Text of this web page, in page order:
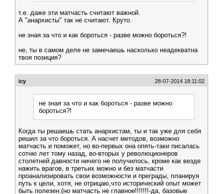
т.е. даже эти матчасть считают важной.
А "анархисты" так не считают. Круто.
не зная за что и как бороться - разве можно бороться?!
не, ты в самом деле не замечаешь насколько неадекватна
твоя позиция?
icy 28-07-2014 18:11:02
не зная за что и как бороться - разве можно
бороться?!
Когда ты решаешь стать анархистам, ты и так уже для себя
решил за что бороться. А насчет методов, возможно
матчасть и поможет, но во-первых она опять-таки писалась
сотню лет тому назад, во-вторых у революционеров
столетней давности ничего не получилось, кроме как везде
нажить врагов, в третьих можно и без матчасти
проанализировать свои возможности и преграды, планируя
путь к цели, хотя, не отрицаю,что исторический опыт может
быть полезен.(но матчасть не главное!!!!!!!-да, базовые